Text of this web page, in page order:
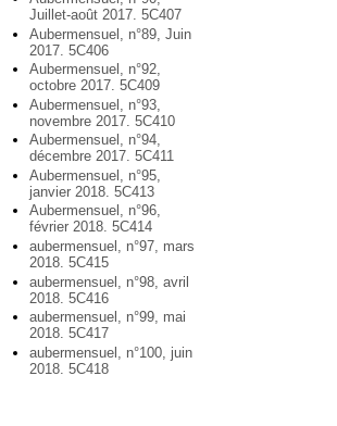
Juillet-août 2017. 5C407
Aubermensuel, n°89, Juin
2017. 5C406
Aubermensuel, n°92,
octobre 2017. 5C409
Aubermensuel, n°93,
novembre 2017. 5C410
Aubermensuel, n°94,
décembre 2017. 5C411
Aubermensuel, n°95,
janvier 2018. 5C413
Aubermensuel, n°96,
février 2018. 5C414
aubermensuel, n°97, mars
2018. 5C415
aubermensuel, n°98, avril
2018. 5C416
aubermensuel, n°99, mai
2018. 5C417
aubermensuel, n°100, juin
2018. 5C418